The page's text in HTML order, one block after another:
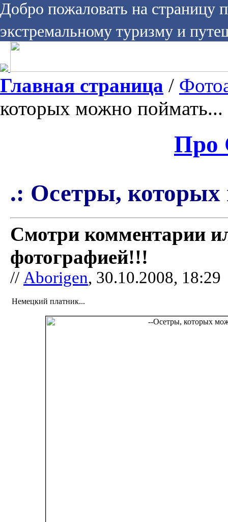
Добро пожаловать на страницу
экстремальному туризму и
Главная страница /
которых можно поймать...
Про
.: Осетры,
Смотри комментарии
фотографией!!!
// Aborigen, 30.10.2008, 18:29
Немецкий платник...